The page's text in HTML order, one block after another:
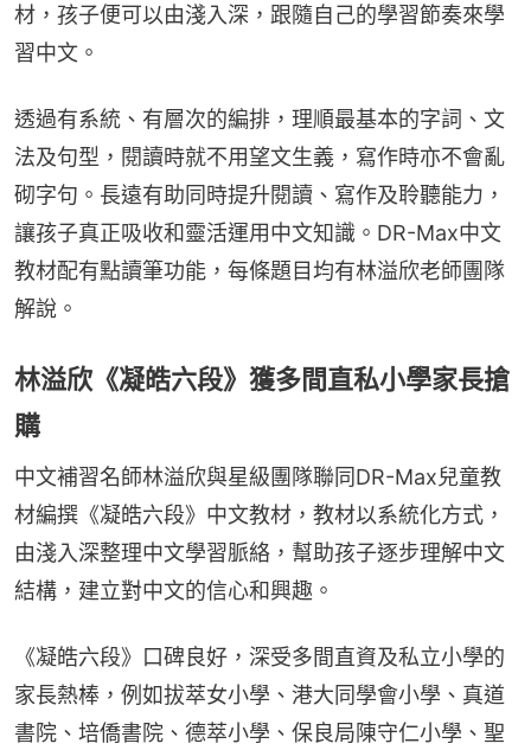
材，孩子便可以由淺入深，跟隨自己的學習節奏來學
習中文。
透過有系統、有層次的編排，理順最基本的字詞、文
法及句型，閱讀時就不用望文生義，寫作時亦不會亂
砌字句。長遠有助同時提升閱讀、寫作及聆聽能力，
讓孩子真正吸收和靈活運用中文知識。DR-Max中文
教材配有點讀筆功能，每條題目均有林溢欣老師團隊
解說。
林溢欣《凝皓六段》獲多間直私小學家長搶
購
中文補習名師林溢欣與星級團隊聯同DR-Max兒童教
材編撰《凝皓六段》中文教材，教材以系統化方式，
由淺入深整理中文學習脈絡，幫助孩子逐步理解中文
結構，建立對中文的信心和興趣。
《凝皓六段》口碑良好，深受多間直資及私立小學的
家長熱棒，例如拔萃女小學、港大同學會小學、真道
書院、培僑書院、德萃小學、保良局陳守仁小學、聖